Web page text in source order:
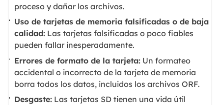
proceso y dañar los archivos.
Uso de tarjetas de memoria falsificadas o de baja
calidad: Las tarjetas falsificadas o poco fiables
pueden fallar inesperadamente.
Errores de formato de la tarjeta: Un formateo
accidental o incorrecto de la tarjeta de memoria
borra todos los datos, incluidos los archivos ORF.
Desgaste: Las tarjetas SD tienen una vida útil